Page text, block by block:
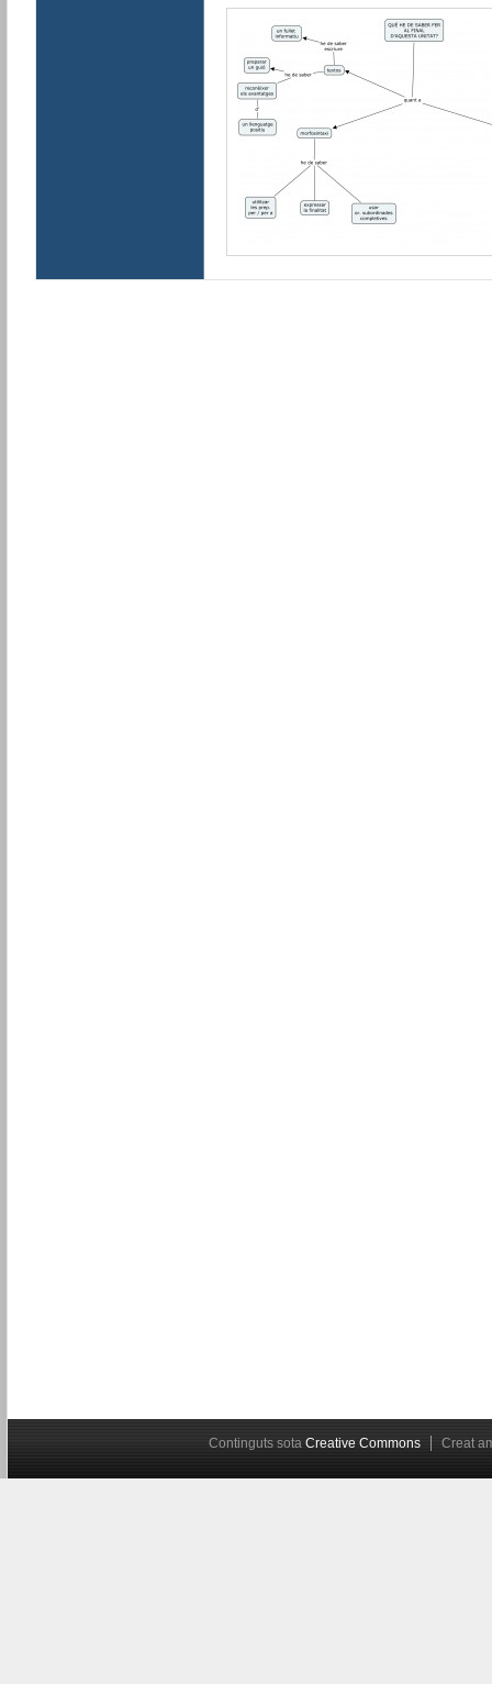
Continguts sota Creative Commons Creat